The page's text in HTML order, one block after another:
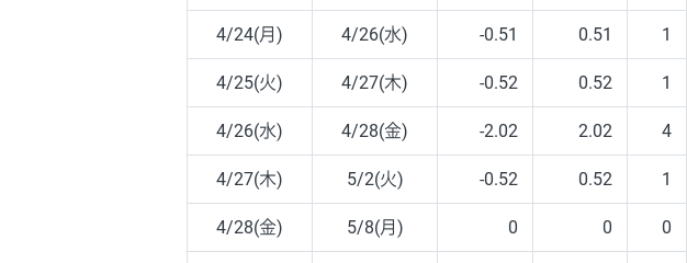
4/24(月) 4/26(水) -0.51 0.51 1
4/25(火) 4/27(木) -0.52 0.52 1
4/26(水) 4/28(金) -2.02 2.02 4
4/27(木) 5/2(火) -0.52 0.52 1
4/28(金) 5/8(月) 0 0 0